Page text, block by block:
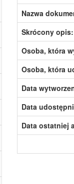
Nazwa
Skrócony opis:
Osoba, która
Osoba, która
Data
Data
Data ostatniej